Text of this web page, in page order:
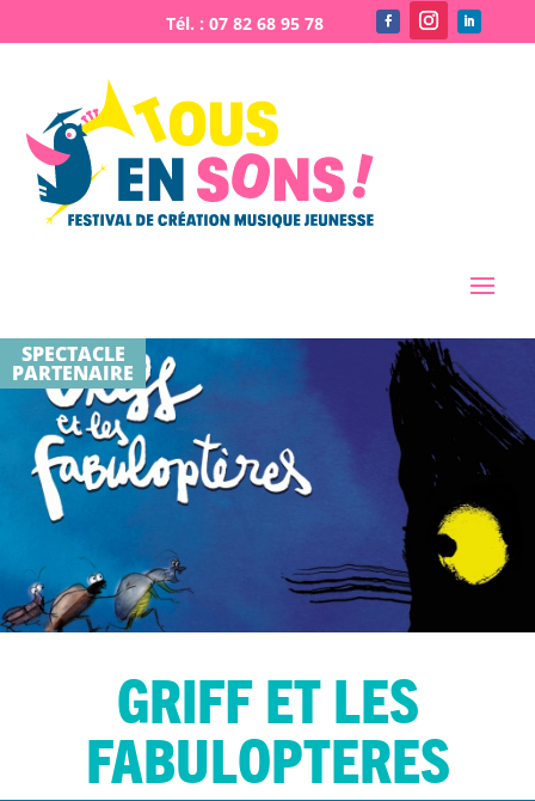
SPECTACLE
PARTENAIRE
Griff et les
Fabulopteres